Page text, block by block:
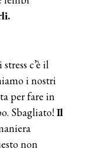
c’è il
i nostri
per fare in
Sbagliato!Il
non